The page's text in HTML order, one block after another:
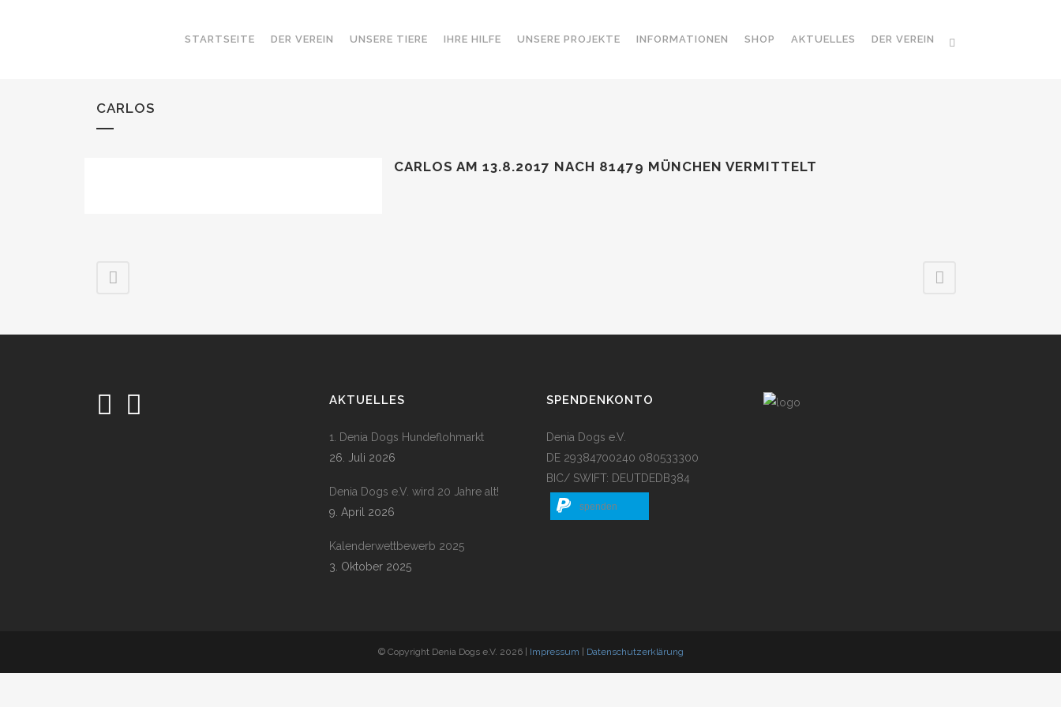
STARTSEITE DER VEREIN UNSERE TIERE IHRE HILFE UNSERE PROJEKTE INFORMATIONEN SHOP AKTUELLES DER VEREIN
CARLOS
CARLOS AM 13.8.2017 NACH 81479 MÜNCHEN VERMITTELT
AKTUELLES
1. Denia Dogs Hundeflohmarkt
26. Juli 2026
Denia Dogs e.V. wird 20 Jahre alt!
9. April 2026
Kalenderwettbewerb 2025
3. Oktober 2025
SPENDENKONTO
Denia Dogs e.V.
DE 29384700240 080533300
BIC/ SWIFT: DEUTDEDB384
spenden
© Copyright Denia Dogs e.V. 2026 | Impressum Datenschutzerklärung